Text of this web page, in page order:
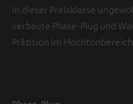
In dieser Preisklasse
verbaute Phase-Plug und
Präzision im